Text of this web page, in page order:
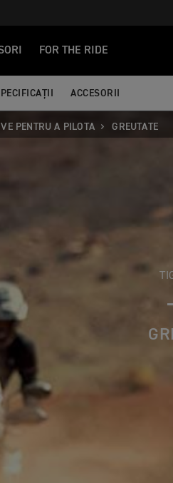
FOR THE RIDE
ACCESORII
PENTRU A PILOTA GREUTATE